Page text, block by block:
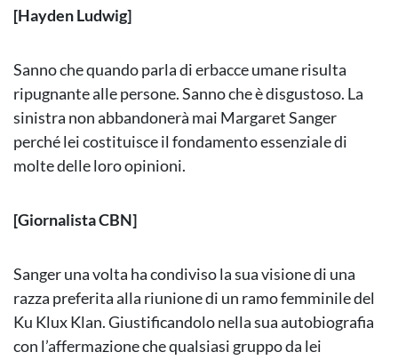
[Hayden Ludwig]
Sanno che quando parla di erbacce umane risulta
ripugnante alle persone. Sanno che è disgustoso. La
sinistra non abbandonerà mai Margaret Sanger
perché lei costituisce il fondamento essenziale di
molte delle loro opinioni.
[Giornalista CBN]
Sanger una volta ha condiviso la sua visione di una
razza preferita alla riunione di un ramo femminile del
Ku Klux Klan. Giustificandolo nella sua autobiografia
con l’affermazione che qualsiasi gruppo da lei